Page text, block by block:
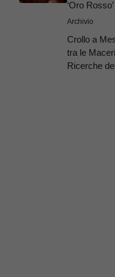
‘Oro
Archivio
Crollo a
tra le
Ricerche